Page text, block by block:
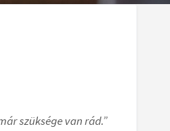
szüksége van rád.”